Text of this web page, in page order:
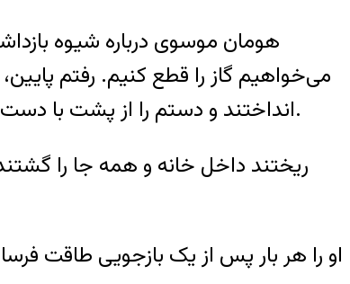
می‌خواهیم گاز را قطع کنیم. رفتم
انداختند و دستم را از پشت با دست بند بستند. وقتی می‌خواستم حرف بزنم با سیلی به صورتم می‌زدند. لبم کامل پاره شده بود و خون می‌آمد.
ریختند داخل خانه و همه جا را
او را هر بار پس از یک بازجویی طاقت